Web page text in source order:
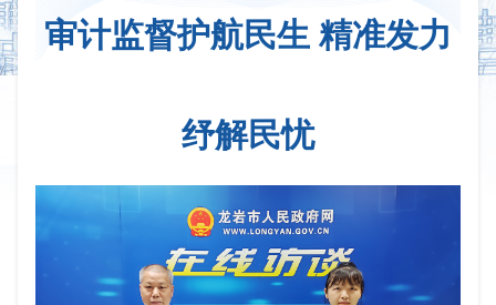
审计监督护航民生 精准发力
纾解民忧